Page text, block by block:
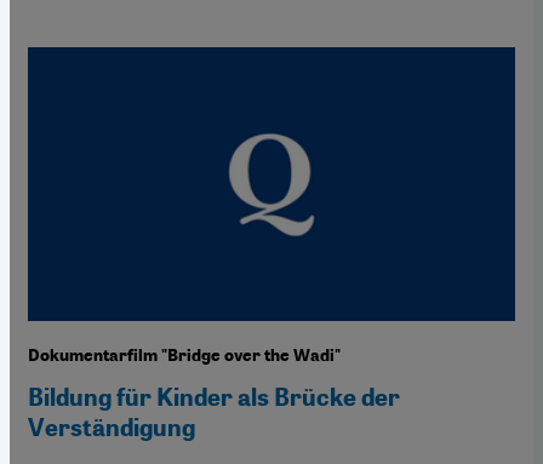
Dokumentarfilm "Bridge over the Wadi"
Bildung für Kinder als Brücke der
Verständigung